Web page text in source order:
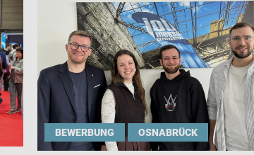
BEWERBUNG OSNABRÜCK